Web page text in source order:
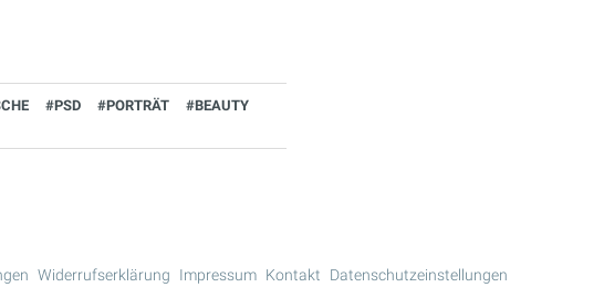
#PSD #PORTRÄT
#BEAUTY
Widerrufserklärung Impressum Kontakt Datenschutzeinstellungen